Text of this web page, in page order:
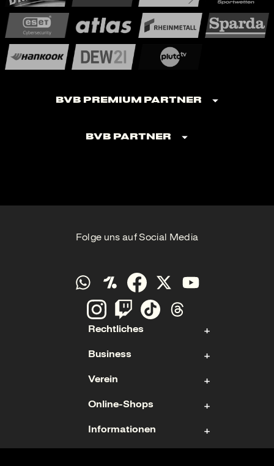
BVB Premium Partner
BVB Partner
Folge uns auf Social Media
Rechtliches
Kontakt
Impressum
Datenschutz
Cookies
Business
Aktie
Sponsoring & Hospitality
Geschäftsführung
Verein
Fan- und Förderabteilung
Mitgliedschaft
Online-Shops
Ticketshop
Informationen